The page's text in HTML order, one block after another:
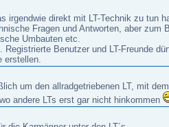
irgendwie direkt mit LT-Technik zu tun
Fragen und Antworten, aber zum
Umbauten etc.
Registrierte Benutzer und LT-Freunde
erstellen.
um den allradgetriebenen LT, mit
andere LTs erst gar nicht hinkommen